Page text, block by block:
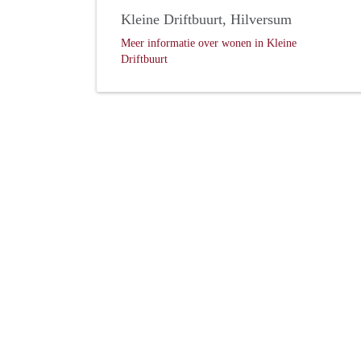
Kleine Driftbuurt, Hilversum
Meer informatie over wonen in Kleine
Driftbuurt